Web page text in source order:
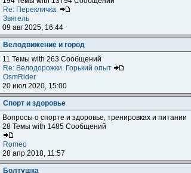
Re: Перекличка.
Звягель
09 авг 2025, 16:44
Велодвижение и город
11 Темы with 263 Сообщений
Re: Велодорожки. Горький опыт
OsmRider
20 июл 2020, 15:00
Спорт и здоровье
Вопросы о спорте и здоровье, тренировках и питании
28 Темы with 1485 Сообщений
Romeo
28 апр 2018, 11:57
Болтушка